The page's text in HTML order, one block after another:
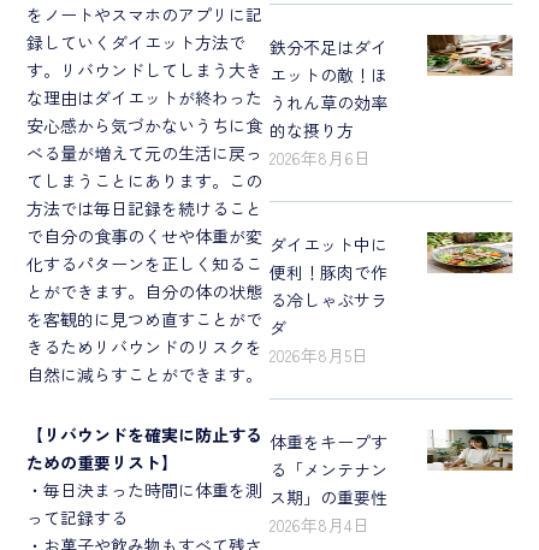
をノートやスマホのアプリに記
録していくダイエット方法で
す。リバウンドしてしまう大き
な理由はダイエットが終わった
安心感から気づかないうちに食
べる量が増えて元の生活に戻っ
てしまうことにあります。この
方法では毎日記録を続けること
で自分の食事のくせや体重が変
化するパターンを正しく知るこ
とができます。自分の体の状態
を客観的に見つめ直すことがで
きるためリバウンドのリスクを
自然に減らすことができます。
【 リバウンドを確実に防止する
ための重要リスト】
・毎日決まった時間に体重を測
って記録する
・お菓子や飲み物もすべて残さ
鉄分不足はダイ
エットの敵！ほ
うれん草の効率
的な摂り方
2026年8月6日
ダイエット中に
便利！豚肉で作
る冷しゃぶサラ
ダ
2026年8月5日
体重をキープす
る「メンテナン
ス期」の重要性
2026年8月4日